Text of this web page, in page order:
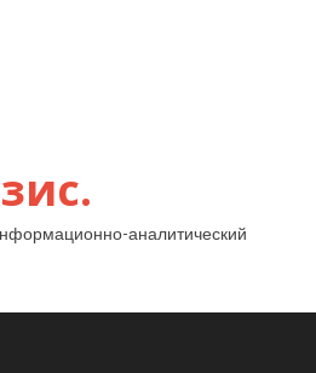
аналитический